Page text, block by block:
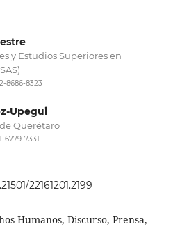
y Estudios Superiores en
8686-8323
Upegui
Querétaro
7331
22161201.2199
Humanos, Discurso, Prensa,